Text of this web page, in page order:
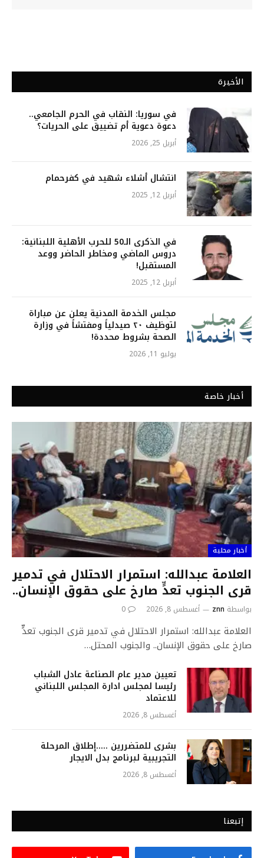
الأخيرة
في سوريا: النقاب في الحرم الجامعي..
دعوة دعوية أم تضييق على الحريات؟
أبريل 25, 2026
انتشال أشلاء شهيد في كفرحمام
أبريل 12, 2025
في الذكرى الـ50 للحرب الأهلية اللبنانية:
دروس الماضي ومخاطر الحاضر ووعد
المستقبل!
أبريل 12, 2025
مجلس الخدمة المدنية يعلن عن مباراة
لتوظيف ٢٠ صيدلياً ومفتشاً في وزارة
الصحة بشروط محددة!
يوليو 11, 2026
أخبار خاصة
أخبار محلية
العلامة عبدالله: استمرار الاحتلال في تدمير
قرى الجنوب تعدٍّ صارخ على حقوق الإنسان..
بواسطة znn أغسطس 8, 2026 0
العلامة عبدالله: استمرار الاحتلال في تدمير قرى الجنوب تعدٍّ
صارخ على حقوق الإنسان.. والجنوب المحتل…
تعيين مدير عام الصناعة عادل الشباب
رئيسا لمجلس ادارة المجلس اللبناني
للاعتماد
أغسطس 8, 2026
بشرى للمتضررين …..إطلاق المرحلة
التجريبية لبرنامج بدل الايجار
أغسطس 8, 2026
إتبعنا